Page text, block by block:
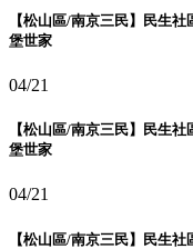
【松山區/南京三民】民生
堡世家
04/21
【松山區/南京三民】民生
堡世家
04/21
【松山區/南京三民】民生